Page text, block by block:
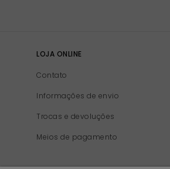
LOJA ONLINE
Contato
Informações de envio
Trocas e devoluções
Meios de pagamento